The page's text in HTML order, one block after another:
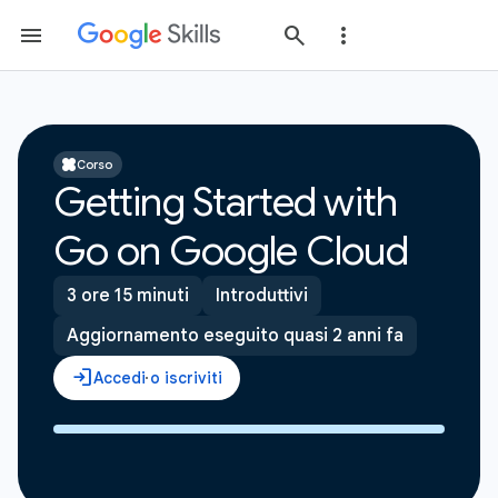
Corso
Getting Started with
Go on Google Cloud
3 ore 15 minuti
Introduttivi
Aggiornamento eseguito quasi 2 anni fa